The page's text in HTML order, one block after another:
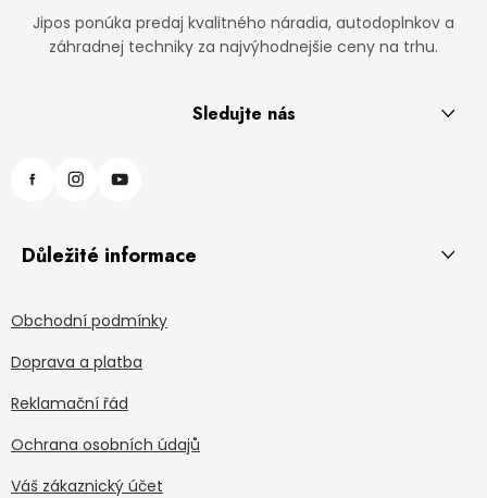
Jipos ponúka predaj kvalitného náradia, autodoplnkov a
záhradnej techniky za najvýhodnejšie ceny na trhu.
Sledujte nás
Důležité informace
Obchodní podmínky
Doprava a platba
Reklamační řád
Ochrana osobních údajů
Váš zákaznický účet